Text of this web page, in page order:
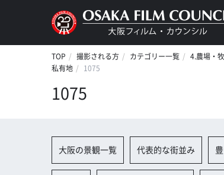
TOP 撮影される方 カテゴリー一覧
4.農場・
私有地
1075
1075
大阪の景観一覧 代表的な街並み